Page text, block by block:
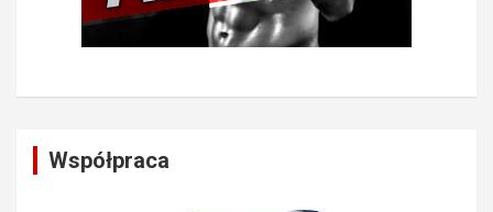
Współpraca